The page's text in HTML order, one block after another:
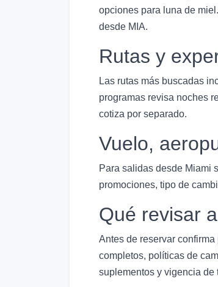
opciones para luna de
desde MIA.
Rutas y
Las rutas más buscadas
programas revisa noches
cotiza por separado.
Vuelo,
Para salidas desde Miami
promociones, tipo de
Qué revisar
Antes de reservar
completos, políticas de
suplementos y vigencia de